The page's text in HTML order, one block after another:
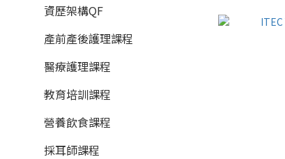
資歷架構QF
產前產後護理課程
醫療護理課程
教育培訓課程
營養飲食課程
採耳師課程